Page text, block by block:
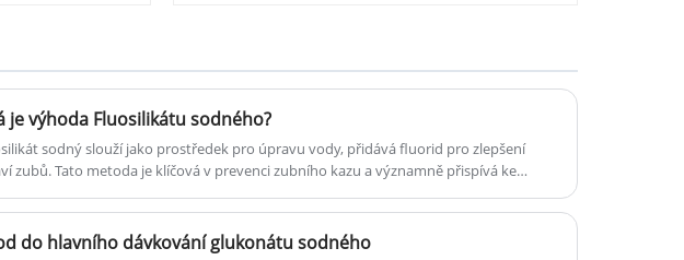
cenu.
zákazníkům vždy poskytujeme
je výhoda Fluosilikátu sodného?
sodný slouží jako prostředek pro úpravu vody, přidává fluorid pro zlepšení
zubů. Tato metoda je klíčová v prevenci zubního kazu a významně přispívá ke
do hlavního dávkování glukonátu sodného